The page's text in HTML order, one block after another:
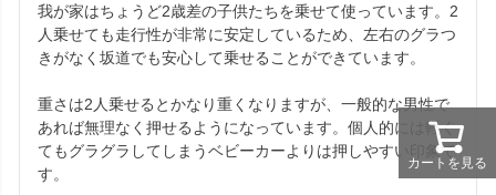
我が家はちょうど2歳差の子供たちを乗せて使っています。2
人乗せても走行性が非常に安定しているため、左右のグラつ
きがなく坂道でも安心して乗せることができています。
重さは2人乗せるとかなり重くなりますが、一般的な男性で
あれば無理なく押せるようになっています。個人的には軽く
てもグラグラしてしまうベビーカーよりは押しやすい印象で
す。
カートを見る